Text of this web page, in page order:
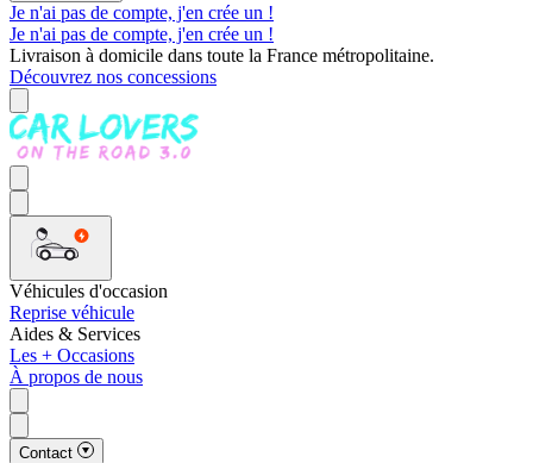
Je n'ai pas de compte, j'en crée un !
Je n'ai pas de compte, j'en crée un !
Livraison à domicile dans toute la France métropolitaine.
Découvrez nos concessions
Véhicules d'occasion
Reprise véhicule
Aides & Services
Les + Occasions
À propos de nous
Contact